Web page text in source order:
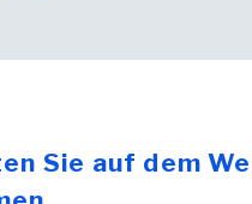
Sie auf dem